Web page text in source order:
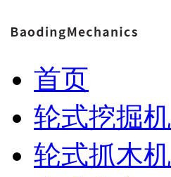
首页
轮式挖掘机
轮式抓木机